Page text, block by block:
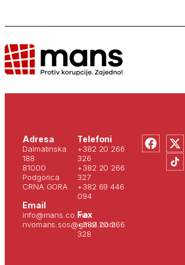
Adresa
Dalmatinska
188
81000
Podgorica
CRNA GORA
Email
info@mans.co.me
nvomans.sos@gmail.com
Telefoni
+382 20 266
326
+382 20 266
327
+382 69 446
094
Fax
+382 20 266
328